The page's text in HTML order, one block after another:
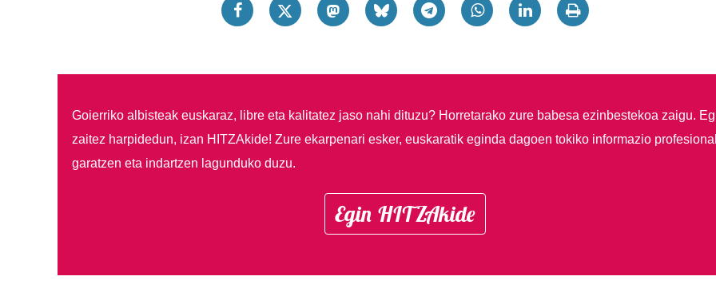
Goierriko albisteak euskaraz, libre eta kalitatez jaso nahi dituzu? Horretarako zure babesa ezinbestekoa zaigu.
zaitez harpidedun, izan HITZAkide! Zure ekarpenari esker, euskaratik eginda dagoen tokiko informazio
garatzen eta indartzen lagunduko duzu.
Egin HITZAkide